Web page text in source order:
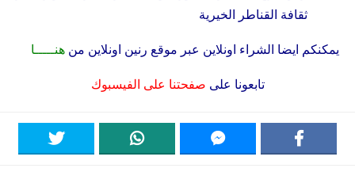
ثقافة القناطر الخيرية
يمكنكم ايضا الشراء اونلاين عبر موقع رنين اونلاين من هنـــــا
تابعونا على صفحتنا على الفيسبوك